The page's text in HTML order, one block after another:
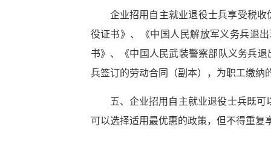
企业招用自主就业退役士兵享受税
役证书》、《中国人民解放军义务兵退
书》、《中国人民武装警察部队义务兵
兵签订的劳动合同（副本），为职工缴纳
五、企业招用自主就业退役士兵既
可以选择适用最优惠的政策，但不得重复